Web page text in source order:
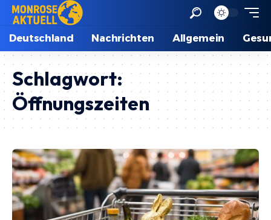
Deutschland Nachrichten Allgemein
Schlagwort:
Öffnungszeiten